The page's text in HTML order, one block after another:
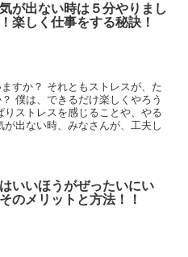
が出ない時は５分やりまし
楽しく仕事をする秘訣！
すか？ それともストレスが、た
僕は、できるだけ楽しくやろう
ストレスを感じることや、やる
出ない時、みなさんが、工夫し
いいほうがぜったいにい
のメリットと方法！！